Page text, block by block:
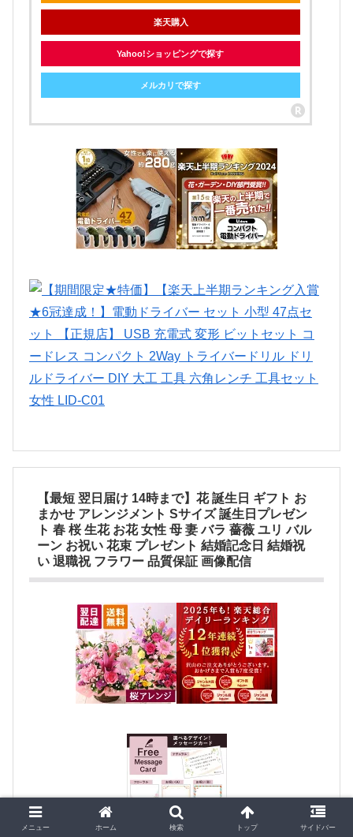
楽天購入
Yahoo!ショッピングで探す
メルカリで探す
【最短 翌日届け 14時まで】花 誕生日 ギフト お
まかせ アレンジメント Sサイズ 誕生日プレゼン
ト 春 桜 生花 お花 女性 母 妻 バラ 薔薇 ユリ バル
ーン お祝い 花束 プレゼント 結婚記念日 結婚祝
い 退職祝 フラワー 品質保証 画像配信
メニュー ホーム 検索 トップ サイドバー